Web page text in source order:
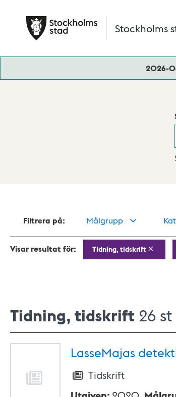
Stockholms
2026-
Filtrera på: Målgrupp
Visar resultat för: Tidning, tidskrift
Tidning, tidskrift 26 st
LasseMajas
Tidskrift